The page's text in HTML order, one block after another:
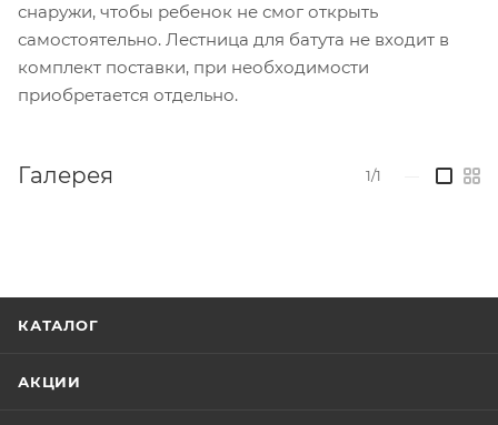
снаружи, чтобы ребенок не смог открыть
самостоятельно. Лестница для батута не входит в
комплект поставки, при необходимости
приобретается отдельно.
Галерея 1/1
КАТАЛОГ
АКЦИИ